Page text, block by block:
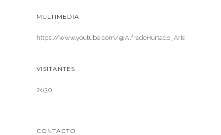
MULTIMEDIA
https://www.youtube.com/@AlfredoHurtado_ArteElectronica
VISITANTES
2630
CONTACTO